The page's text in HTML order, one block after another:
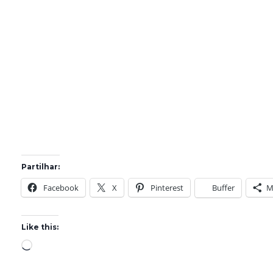
Partilhar:
Facebook X Pinterest Buffer
Like this:
L